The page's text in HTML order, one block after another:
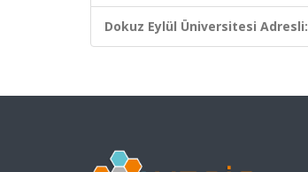
Dokuz Eylül Üniversitesi Adresli: